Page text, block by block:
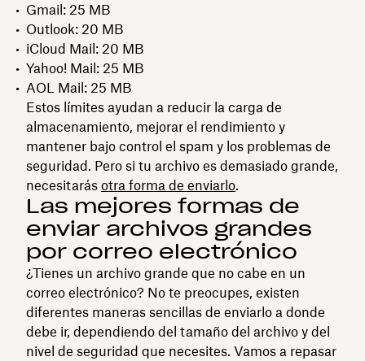
Gmail: 25 MB
Outlook: 20 MB
iCloud Mail: 20 MB
Yahoo! Mail: 25 MB
AOL Mail: 25 MB
Estos límites ayudan a reducir la carga de
almacenamiento, mejorar el rendimiento y
mantener bajo control el spam y los problemas de
seguridad. Pero si tu archivo es demasiado grande,
necesitarás otra forma de enviarlo.
Las mejores formas de
enviar archivos grandes
por correo electrónico
¿Tienes un archivo grande que no cabe en un
correo electrónico? No te preocupes, existen
diferentes maneras sencillas de enviarlo a donde
debe ir, dependiendo del tamaño del archivo y del
nivel de seguridad que necesites. Vamos a repasar